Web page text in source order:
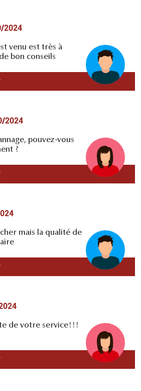
2024
venu est très à
bon conseils
2024
pouvez-vous
?
mais la qualité de
de votre service!!!